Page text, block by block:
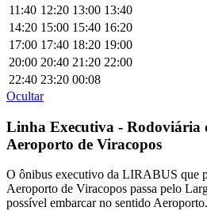
11:40 12:20 13:00 13:40
14:20 15:00 15:40 16:20
17:00 17:40 18:20 19:00
20:00 20:40 21:20 22:00
22:40 23:20 00:08
Ocultar
Linha Executiva - Rodoviária
Aeroporto de Viracopos
O ônibus executivo da LIRABUS que
Aeroporto de Viracopos passa pelo
possível embarcar no sentido Aeroporto.